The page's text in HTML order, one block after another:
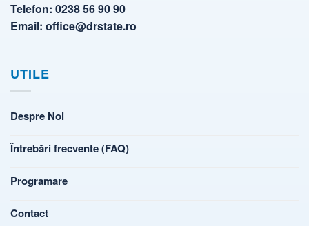
Telefon: 0238 56 90 90
Email: office@drstate.ro
UTILE
Despre Noi
Întrebări frecvente (FAQ)
Programare
Contact